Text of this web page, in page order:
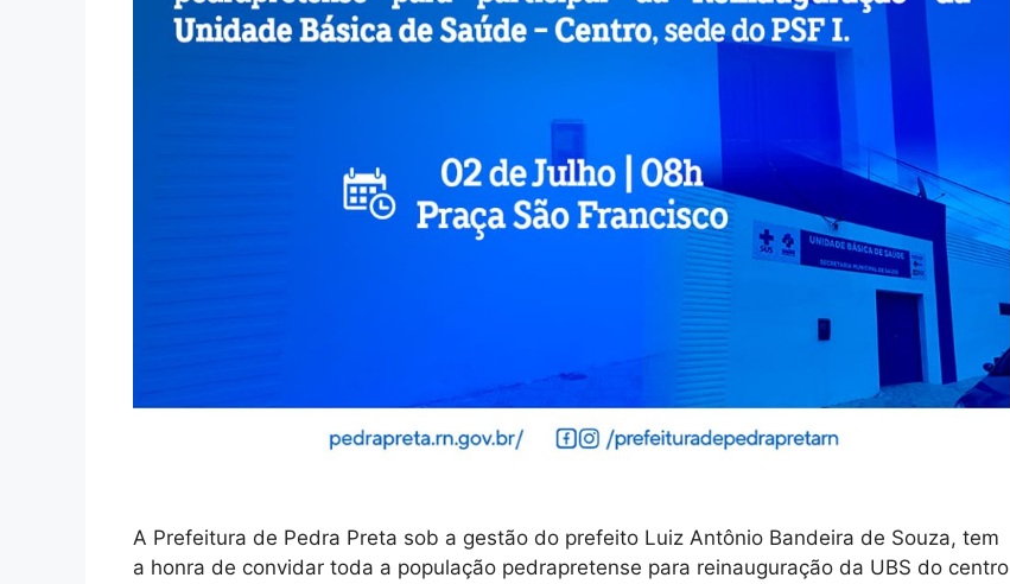
A Prefeitura de Pedra Preta sob a gestão do prefeito Luiz Antônio Bandeira de Souza, tem
a honra de convidar toda a população pedrapretense para reinauguração da UBS do centro